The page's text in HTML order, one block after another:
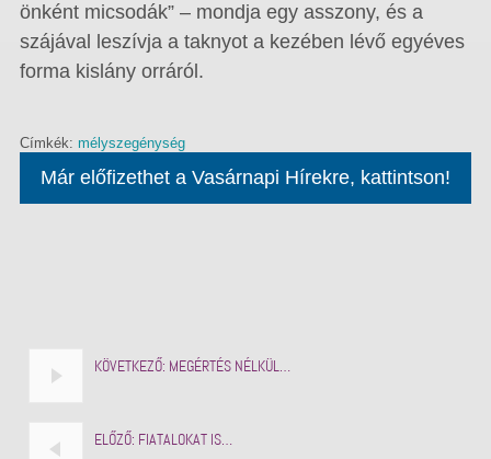
önként micsodák” – mondja egy asszony, és a
szájával leszívja a taknyot a kezében lévő egyéves
forma kislány orráról.
Címkék: mélyszegénység
Már előfizethet a Vasárnapi Hírekre, kattintson!
KÖVETKEZŐ: MEGÉRTÉS NÉLKÜL…
ELŐZŐ: FIATALOKAT IS…